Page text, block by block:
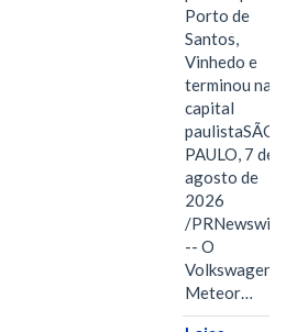
Porto de
Santos,
Vinhedo e
terminou na
capital
paulistaSÃO
PAULO, 7 de
agosto de
2026
/PRNewswire/
-- O
Volkswagen
Meteor…